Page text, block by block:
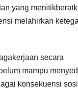
yang
melahirkan
secara
mampu
konsekuensi